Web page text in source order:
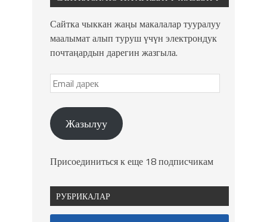
Сайтка чыккан жаңы макалалар тууралуу
маалымат алып туруш үчүн электрондук
почтаңардын дарегин жазгыла.
Жазылуу
Присоединиться к еще 18 подписчикам
РУБРИКАЛАР